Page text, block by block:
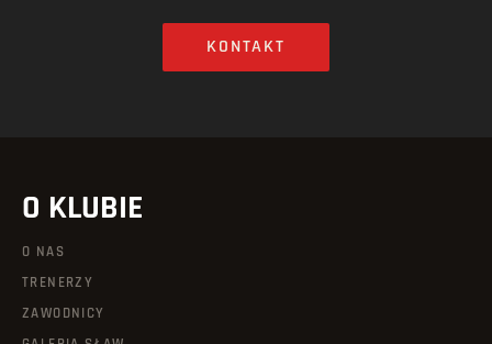
KONTAKT
O KLUBIE
O NAS
TRENERZY
ZAWODNICY